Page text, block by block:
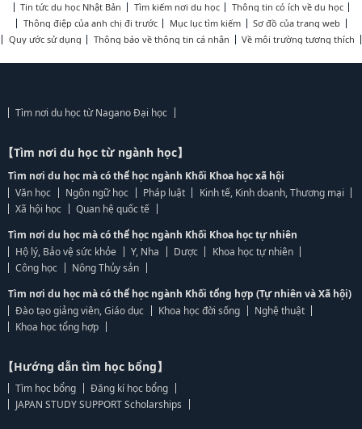
Tin tức du học Nhật Bản Tìm kiếm nơi du học
Thông tin có ích về du học
Thông điệp của anh chị đi trước
Mục lục tìm kiếm
Sơ đồ của trang web
Quy ước sử dụng
Thông báo về thông tin cá nhân Về môi trường tương thích
Tìm nơi du học từ Nagano Đại học
【Tìm nơi du học từ ngành học】
Tìm nơi du học mà có thể học ngành Khối Khoa học xã hội
Văn học
Ngôn ngữ học Pháp luật
Kinh tế, Kinh doanh, Thương mại
Xã hội học
Quan hệ quốc tế
Tìm nơi du học mà có thể học ngành Khối Khoa học tự nhiên
Hộ lý, Bảo vệ sức khỏe
Y, Nha Dược
Khoa học tự nhiên
Công học
Nông Thủy sản
Tìm nơi du học mà có thể học ngành Khối tổng hợp (Tự nhiên và Xã hội)
Đào tạo giảng viên, Giáo dục
Khoa học đời sống
Nghệ thuật
Khoa học tổng hợp
【Hướng dẫn tìm học bổng】
Tìm học bổng
Đăng kí học bổng
JAPAN STUDY SUPPORT Scholarships